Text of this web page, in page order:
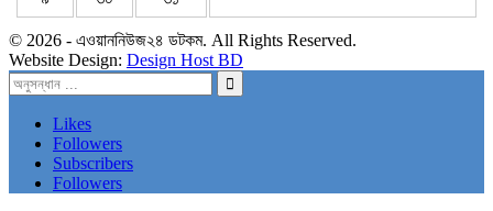
© 2026 - এওয়াননিউজ২৪ ডটকম. All Rights Reserved.
Website Design: Design Host BD
Likes
Followers
Subscribers
Followers